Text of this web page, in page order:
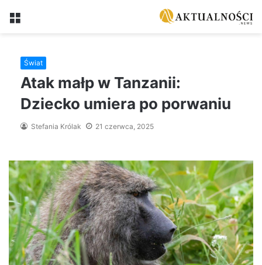
Menu
Świat
Atak małp w Tanzanii:
Dziecko umiera po porwaniu
Stefania Królak 21 czerwca, 2025